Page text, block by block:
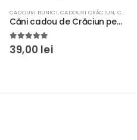
CADOURI BUNICI,CADOURI CRĂCIUN, CADOURI MAMA
Căni cadou de Crăciun personalizate cu mesaj
5.00out of 5
39,00 lei